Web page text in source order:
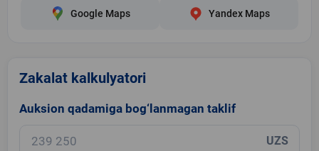
Google Maps Yandex Maps
Zakalat kalkulyatori
Auksion qadamiga bog‘lanmagan taklif
UZS